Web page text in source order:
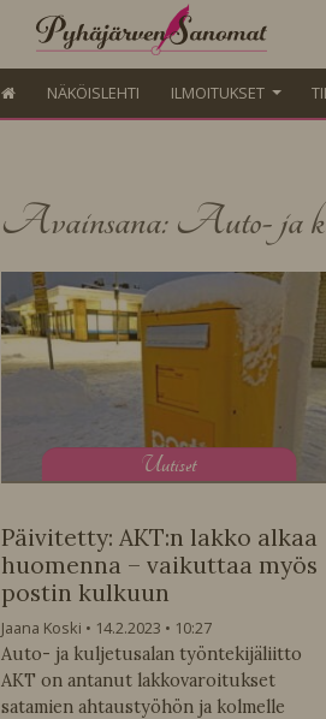
NÄKÖISLEHTI ILMOITUKSET
Avainsana: Auto- ja
Uutiset
Päivitetty: AKT:n lakko alkaa
huomenna – vaikuttaa myös
postin kulkuun
Jaana Koski 14.2.2023
10:27
Auto- ja kuljetusalan työntekijäliitto
AKT on antanut lakkovaroitukset
satamien ahtaustyöhön ja kolmelle